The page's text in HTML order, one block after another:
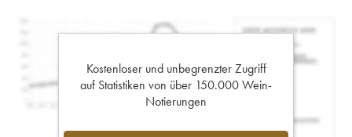
Kostenloser und unbegrenzter Zugriff
auf Statistiken von über 150.000 Wein-
Notierungen